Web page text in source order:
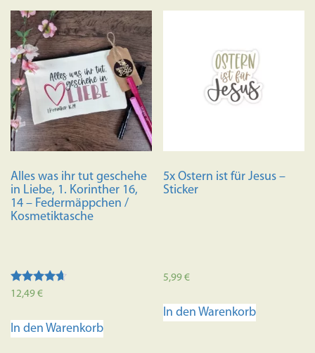
gewählt
Alles was ihr tut geschehe
in Liebe, 1. Korinther 16,
14 – Federmäppchen /
Kosmetiktasche
Bewertet
von 5
12,49€
In den Warenkorb
5x Ostern ist für Jesus –
Sticker
5,99€
In den Warenkorb